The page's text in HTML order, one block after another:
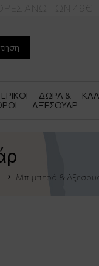
ΑΝΩ ΤΩΝ 49€
ΔΩΡΑ &
ΑΞΕΣΟΥΑΡ
Μπιμπερό &